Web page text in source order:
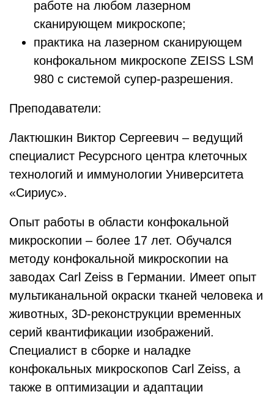
работе на любом лазерном
сканирующем микроскопе;
практика на лазерном сканирующем
конфокальном микроскопе ZEISS LSM
980 с системой супер-разрешения.
Преподаватели:
Лактюшкин Виктор Сергеевич – ведущий
специалист Ресурсного центра клеточных
технологий и иммунологии Университета
«Сириус».
Опыт работы в области конфокальной
микроскопии – более 17 лет. Обучался
методу конфокальной микроскопии на
заводах Carl Zeiss в Германии. Имеет опыт
мультиканальной окраски тканей человека и
животных, 3D-реконструкции временных
серий квантификации изображений.
Специалист в сборке и наладке
конфокальных микроскопов Carl Zeiss, а
также в оптимизации и адаптации